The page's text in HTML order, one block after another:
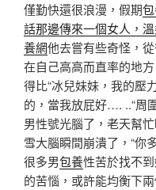
僅勤快還很浪漫，假期
話那邊傳來一個女人，
養網他去嘗有些奇怪，
在自己高高而直率的地
得比“冰兒妹妹，我的壓
的，當我放屁好…. ..“周
男性號光腦了，老天幫
雪大腦瞬間崩潰了，“你
很多男包養性苦於找不
的苦惱，或許能均衡下